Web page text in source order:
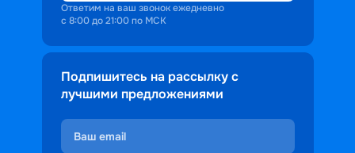
Ответим на ваш звонок ежедневно
с 8:00 до 21:00 по МСК
Подпишитесь на рассылку с
лучшими предложениями